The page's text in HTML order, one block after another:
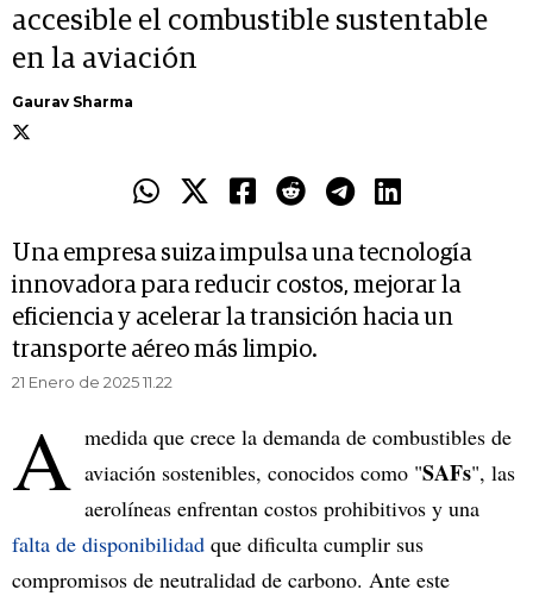
accesible el combustible sustentable
en la aviación
Gaurav Sharma
Una empresa suiza impulsa una tecnología
innovadora para reducir costos, mejorar la
eficiencia y acelerar la transición hacia un
transporte aéreo más limpio.
21 Enero de 2025 11.22
A medida que crece la demanda de combustibles de
aviación sostenibles, conocidos como "SAFs", las
aerolíneas enfrentan costos prohibitivos y una
falta de disponibilidad que dificulta cumplir sus
compromisos de neutralidad de carbono. Ante este